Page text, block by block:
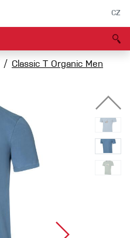
CZ
Classic T Organic Men